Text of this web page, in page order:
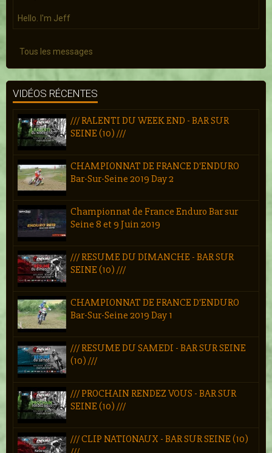
Hello. I'm Jeff
Tous les messages
VIDÉOS RÉCENTES
/// RALENTI DU WEEK END - BAR SUR
SEINE (10) ///
CHAMPIONNAT DE FRANCE D'ENDURO
Bar-Sur-Seine 2019 Day 2
Championnat de France Enduro Bar sur
Seine 8 et 9 Juin 2019
/// RESUME DU DIMANCHE - BAR SUR
SEINE (10) ///
CHAMPIONNAT DE FRANCE D'ENDURO
Bar-Sur-Seine 2019 Day 1
/// RESUME DU SAMEDI - BAR SUR SEINE
(10) ///
/// PROCHAIN RENDEZ VOUS - BAR SUR
SEINE (10) ///
/// CLIP NATIONAUX - BAR SUR SEINE (10)